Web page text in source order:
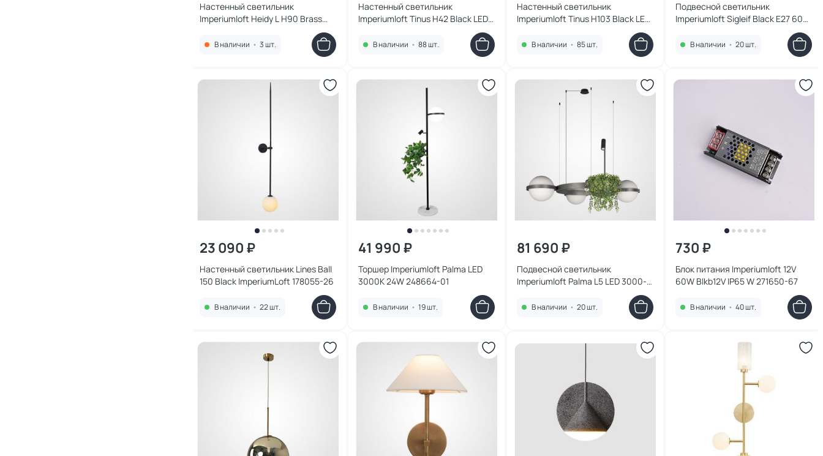
Настенный светильник
Imperiumloft Heidy L H90 Brass
Black LED 3000K-4000K-5000
26W 230862-23
В наличии • 3 шт.
Настенный светильник
Imperiumloft Tinus H42 Black LED
3000-4000-6000K 5W 230901-23
В наличии • 88 шт.
Настенный светильник
Imperiumloft Tinus H103 Black LED
3000-4000-6000K 12W 230904-
23 В наличии • 85 шт.
Подвесной светильник
Imperiumloft Sigleif Black E27 60W
В наличии • 20 шт.
23 090 ₽
Настенный светильник Lines Ball
150 Black ImperiumLoft 178055-26
В наличии • 22 шт.
41 990 ₽
Торшер Imperiumloft Palma LED
3000K 24W 248664-01
В наличии • 19 шт.
81 690 ₽
Подвесной светильник
Imperiumloft Palma L5 LED 3000-
В наличии • 20 шт.
730 ₽
Блок питания Imperiumloft 12V
60W Blkb12V IP65 W 271650-67
В наличии • 40 шт.